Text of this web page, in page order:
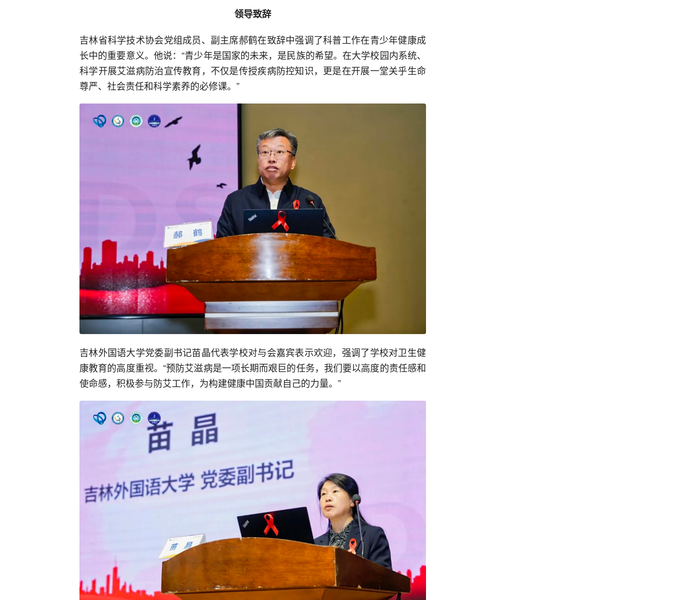
领导致辞
吉林省科学技术协会党组成员、副主席郝鹤在致辞中强调了科普工作在青少年健康成
长中的重要意义。他说：“青少年是国家的未来，是民族的希望。在大学校园内系统、
科学开展艾滋病防治宣传教育，不仅是传授疾病防控知识，更是在开展一堂关乎生命
尊严、社会责任和科学素养的必修课。”
吉林外国语大学党委副书记苗晶代表学校对与会嘉宾表示欢迎，强调了学校对卫生健
康教育的高度重视。“预防艾滋病是一项长期而艰巨的任务，我们要以高度的责任感和
使命感，积极参与防艾工作，为构建健康中国贡献自己的力量。”